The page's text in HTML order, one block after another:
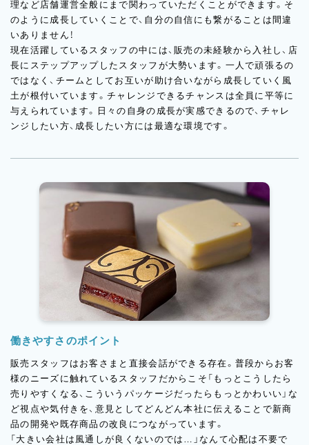
理など店舗運営全般にまで関わっていただくことができます。そ
のように成長していくことで、自分の自信にも繋がることは間違
いありません！
現在活躍しているスタッフの中には、販売の未経験から入社し、店
長にステップアップしたスタッフが大勢います。一人で頑張るの
ではなく、チームとしてお互いが助け合いながら成長していく風
土が根付いています。チャレンジできるチャンスは全員に平等に
与えられています。日々の自身の成長が実感できるので、チャレ
ンジしたい方、成長したい方には最適な環境です。
働きやすさのポイント
販売スタッフはお客さまと直接会話ができる存在。普段からお客
様のニーズに触れているスタッフだからこそ「もっとこうしたら
売りやすくなる、こういうパッケージだったらもっとかわいい」な
ど視点や気付きを、意見としてどんどん本社に伝えることで新商
品の開発や既存商品の改良につながっています。
「大きい会社は風通しが良くないのでは…」なんて心配は不要で